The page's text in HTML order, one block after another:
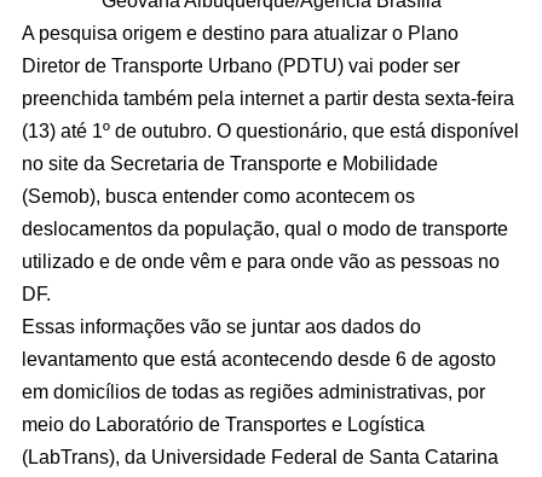
A pesquisa origem e destino para atualizar o Plano
Diretor de Transporte Urbano (PDTU) vai poder ser
preenchida também pela internet a partir desta sexta-feira
(13) até 1º de outubro. O questionário, que está disponível
no site da Secretaria de Transporte e Mobilidade
(Semob), busca entender como acontecem os
deslocamentos da população, qual o modo de transporte
utilizado e de onde vêm e para onde vão as pessoas no
DF.
Essas informações vão se juntar aos dados do
levantamento que está acontecendo desde 6 de agosto
em domicílios de todas as regiões administrativas, por
meio do Laboratório de Transportes e Logística
(LabTrans), da Universidade Federal de Santa Catarina